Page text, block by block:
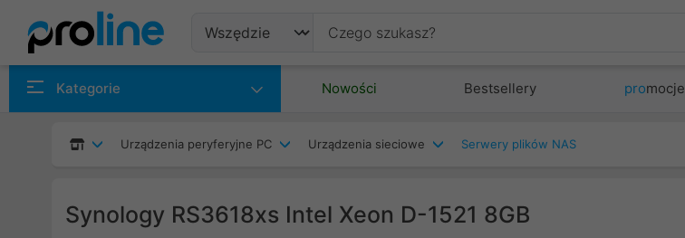
Kategorie Nowości Bestsellery promocje
Urządzenia peryferyjne PC Urządzenia sieciowe Serwery plików NAS
Synology RS3618xs Intel Xeon D-1521 8GB